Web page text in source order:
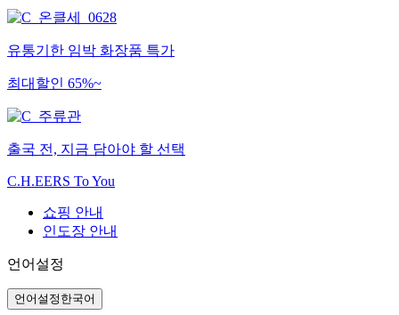
유통기한 임박 화장품 특가
최대할인 65%~
출국 전, 지금 담아야 할 선택
C.H.EERS To You
쇼핑 안내
인도장 안내
언어설정
언어설정 한국어